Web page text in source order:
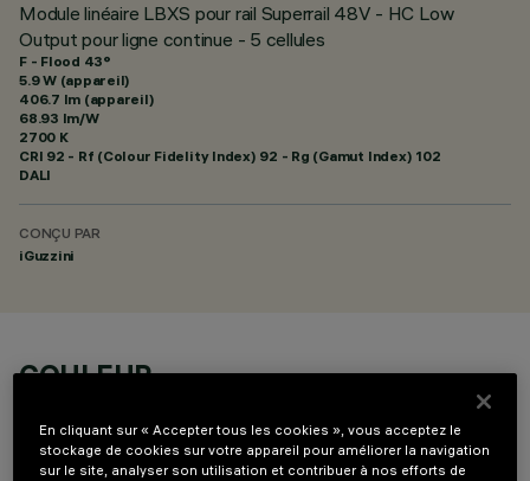
Module linéaire LBXS pour rail Superrail 48V - HC Low
Output pour ligne continue - 5 cellules
F - Flood 43°
5.9 W (appareil)
406.7 lm (appareil)
68.93 lm/W
2700 K
CRI 92 - Rf (Colour Fidelity Index) 92 - Rg (Gamut Index) 102
DALI
CONÇU PAR
iGuzzini
COULEUR
En cliquant sur « Accepter tous les cookies », vous acceptez le
stockage de cookies sur votre appareil pour améliorer la navigation
sur le site, analyser son utilisation et contribuer à nos efforts de